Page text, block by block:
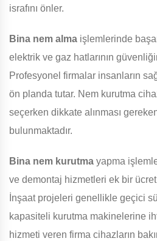
israfını önler.
Bina nem alma işlemlerinde
elektrik ve gaz hatlarının
Profesyonel firmalar insanların
ön planda tutar. Nem kurutma
seçerken dikkate alınması
bulunmaktadır.
Bina nem kurutma yapma
ve demontaj hizmetleri ek bir ücret
İnşaat projeleri genellikle geçici
kapasiteli kurutma makinelerine
hizmeti veren firma cihazların